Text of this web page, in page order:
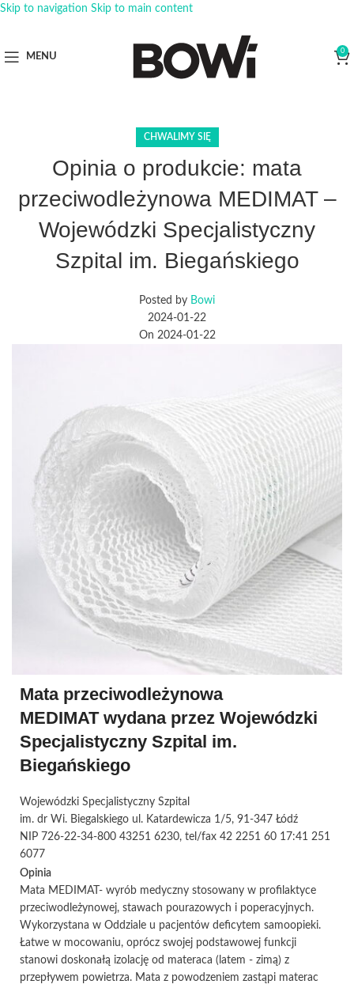
Skip to navigation Skip to main content
MENU
0
CHWALIMY SIĘ
Opinia o produkcie: mata
przeciwodleżynowa MEDIMAT –
Wojewódzki Specjalistyczny
Szpital im. Biegańskiego
Posted by Bowi
2024-01-22
On 2024-01-22
Mata przeciwodleżynowa
MEDIMAT wydana przez Wojewódzki
Specjalistyczny Szpital im.
Biegańskiego
Wojewódzki Specjalistyczny Szpital
im. dr Wi. Biegalskiego ul. Katardewicza 1/5, 91-347 Łódź
NIP 726-22-34-800 43251 6230, tel/fax 42 2251 60 17:41 251
6077
Opinia
Mata MEDIMAT- wyrób medyczny stosowany w profilaktyce
przeciwodleżynowej, stawach pourazowych i poperacyjnych.
Wykorzystana w Oddziale u pacjentów deficytem samoopieki.
Łatwe w mocowaniu, oprócz swojej podstawowej funkcji
stanowi doskonałą izolację od materaca (latem - zimą) z
przepływem powietrza. Mata z powodzeniem zastąpi materac